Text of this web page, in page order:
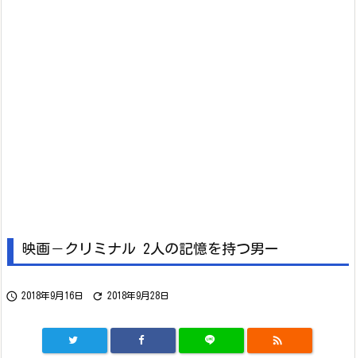
映画－クリミナル 2人の記憶を持つ男ー
 2018年9月16日  2018年9月28日
